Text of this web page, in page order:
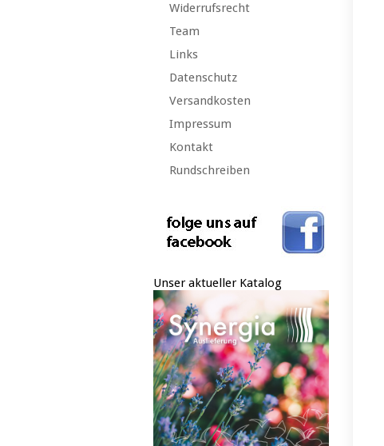
Widerrufsrecht
Team
Links
Datenschutz
Versandkosten
Impressum
Kontakt
Rundschreiben
Unser aktueller Katalog